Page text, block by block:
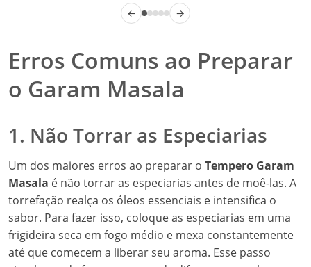
← →
Erros Comuns ao Preparar
o Garam Masala
1. Não Torrar as Especiarias
Um dos maiores erros ao preparar o Tempero Garam
Masala é não torrar as especiarias antes de moê-las. A
torrefação realça os óleos essenciais e intensifica o
sabor. Para fazer isso, coloque as especiarias em uma
frigideira seca em fogo médio e mexa constantemente
até que comecem a liberar seu aroma. Esse passo